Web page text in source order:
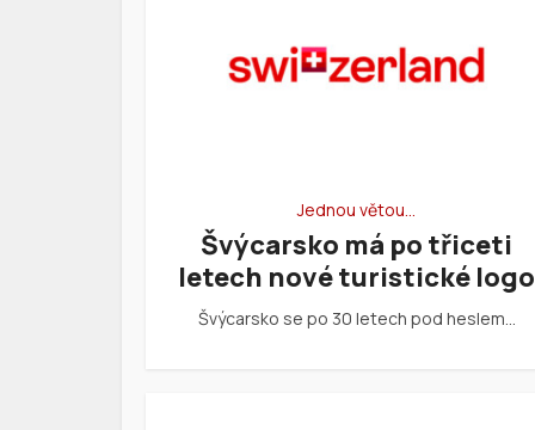
Jednou větou…
Švýcarsko má po třiceti
letech nové turistické logo
Švýcarsko se po 30 letech pod heslem…